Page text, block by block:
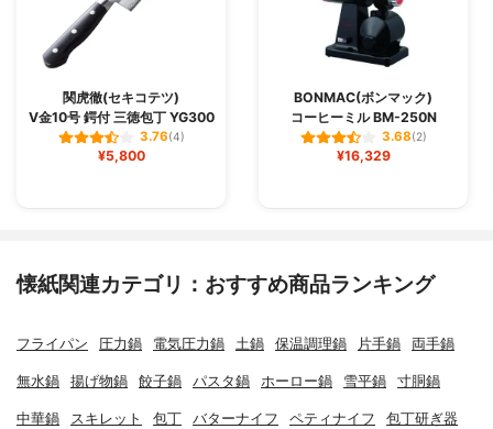
関虎徹(セキコテツ)
V金10号 鍔付 三徳包丁 YG300
3.76(4)
¥5,800
BONMAC(ボンマック)
コーヒーミル BM-250N
3.68(2)
¥16,329
懐紙関連カテゴリ：おすすめ商品ランキング
フライパン 圧力鍋 電気圧力鍋 土鍋 保温調理鍋 片手鍋 両手鍋
無水鍋 揚げ物鍋 餃子鍋 パスタ鍋 ホーロー鍋 雪平鍋 寸胴鍋
中華鍋 スキレット 包丁 バターナイフ ペティナイフ 包丁研ぎ器